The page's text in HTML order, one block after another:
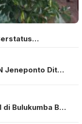
Jeneponto Dit…
di Bulukumba B…